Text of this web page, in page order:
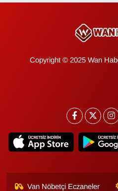
Copyright © 2025 Wan
Van Nöbetçi Eczaneler